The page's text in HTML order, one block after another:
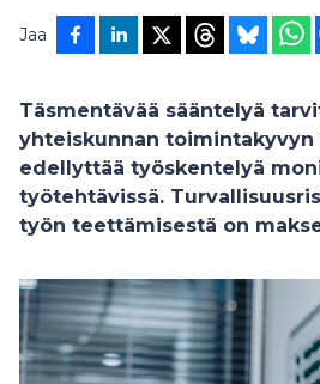
Jaa
Täsmentävää sääntelyä
yhteiskunnan toimintakyvyn
edellyttää työskentelyä
työtehtävissä.
työn teettämisestä on